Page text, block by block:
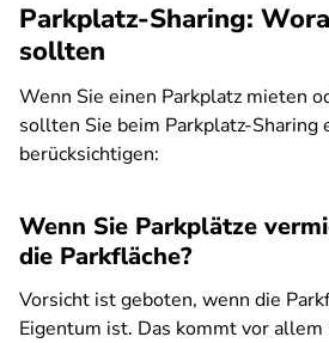
Parkplatz-Sharing:
sollten
Wenn Sie einen Parkplatz mieten
sollten Sie beim Parkplatz-Sharing
berücksichtigen:
Wenn Sie Parkplätze
die Parkfläche?
​​​​Vorsicht ist geboten, wenn die
Eigentum ist. Das kommt vor allem